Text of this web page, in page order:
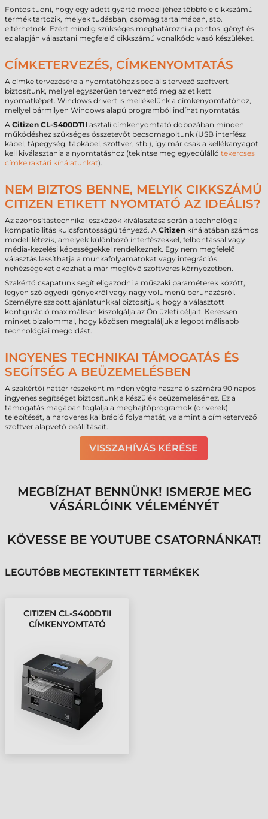
Fontos tudni, hogy egy adott gyártó modelljéhez többféle cikkszámú
termék tartozik, melyek tudásban, csomag tartalmában, stb.
eltérhetnek. Ezért mindig szükséges meghatározni a pontos igényt és
ez alapján választani megfelelő cikkszámú vonalkódolvasó készüléket.
CÍMKETERVEZÉS, CÍMKENYOMTATÁS
A címke tervezésére a nyomtatóhoz speciális tervező szoftvert
biztosítunk, mellyel egyszerűen tervezhető meg az etikett
nyomatképet. Windows drivert is mellékelünk a címkenyomtatóhoz,
mellyel bármilyen Windows alapú programból indíhat nyomtatás.
A Citizen CL-S400DTII asztali címkenyomtató dobozában minden
működéshez szükséges összetevőt becsomagoltunk (USB interfész
kábel, tápegység, tápkábel, szoftver, stb.), így már csak a kellékanyagot
kell kiválasztania a nyomtatáshoz (tekintse meg egyedülálló tekercses
címke raktári kínálatunkat).
NEM BIZTOS BENNE, MELYIK CIKKSZÁMÚ
CITIZEN ETIKETT NYOMTATÓ AZ IDEÁLIS?
Az azonosítástechnikai eszközök kiválasztása során a technológiai
kompatibilitás kulcsfontosságú tényező. A Citizen kínálatában számos
modell létezik, amelyek különböző interfészekkel, felbontással vagy
média-kezelési képességekkel rendelkeznek. Egy nem megfelelő
választás lassíthatja a munkafolyamatokat vagy integrációs
nehézségeket okozhat a már meglévő szoftveres környezetben.
Szakértő csapatunk segít eligazodni a műszaki paraméterek között,
legyen szó egyedi igényekről vagy nagy volumenű beruházásról.
Személyre szabott ajánlatunkkal biztosítjuk, hogy a választott
konfiguráció maximálisan kiszolgálja az Ön üzleti céljait. Keressen
minket bizalommal, hogy közösen megtaláljuk a legoptimálisabb
technológiai megoldást.
INGYENES TECHNIKAI TÁMOGATÁS ÉS
SEGÍTSÉG A BEÜZEMELÉSBEN
A szakértői háttér részeként minden végfelhasználó számára 90 napos
ingyenes segítséget biztosítunk a készülék beüzemeléséhez. Ez a
támogatás magában foglalja a meghajtóprogramok (driverek)
telepítését, a hardveres kalibráció folyamatát, valamint a címketervező
szoftver alapvető beállításait.
VISSZAHÍVÁS KÉRÉSE
MEGBÍZHAT BENNÜNK! ISMERJE MEG
VÁSÁRLÓINK VÉLEMÉNYÉT
KÖVESSE BE YOUTUBE CSATORNÁNKAT!
LEGUTÓBB MEGTEKINTETT TERMÉKEK
CITIZEN CL-S400DTII
CÍMKENYOMTATÓ